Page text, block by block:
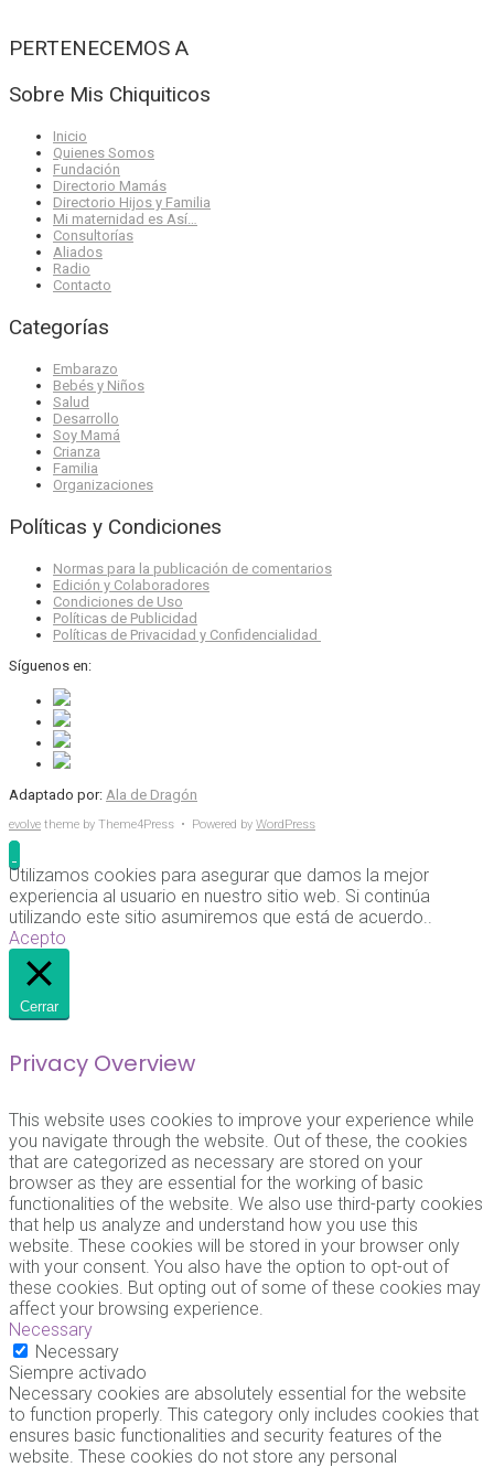
PERTENECEMOS A
Sobre Mis Chiquiticos
Inicio
Quienes Somos
Fundación
Directorio Mamás
Directorio Hijos y Familia
Mi maternidad es Así…
Consultorías
Aliados
Radio
Contacto
Categorías
Embarazo
Bebés y Niños
Salud
Desarrollo
Soy Mamá
Crianza
Familia
Organizaciones
Políticas y Condiciones
Normas para la publicación de comentarios
Edición y Colaboradores
Condiciones de Uso
Políticas de Publicidad
Políticas de Privacidad y Confidencialidad
Síguenos en:
Adaptado por: Ala de Dragón
evolve theme by Theme4Press • Powered by WordPress
Utilizamos cookies para asegurar que damos la mejor
experiencia al usuario en nuestro sitio web. Si continúa
utilizando este sitio asumiremos que está de acuerdo..
Acepto
Cerrar
Privacy Overview
This website uses cookies to improve your experience while
you navigate through the website. Out of these, the cookies
that are categorized as necessary are stored on your
browser as they are essential for the working of basic
functionalities of the website. We also use third-party cookies
that help us analyze and understand how you use this
website. These cookies will be stored in your browser only
with your consent. You also have the option to opt-out of
these cookies. But opting out of some of these cookies may
affect your browsing experience.
Necessary
Necessary
Siempre activado
Necessary cookies are absolutely essential for the website
to function properly. This category only includes cookies that
ensures basic functionalities and security features of the
website. These cookies do not store any personal